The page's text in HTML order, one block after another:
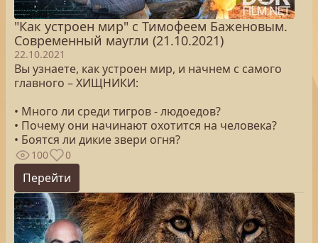
"Как устроен мир" с Тимофеем Баженовым.
Современный маугли (21.10.2021)
22.10.2021
Вы узнаете, как устроен мир, и начнем с самого
главного – ХИЩНИКИ:
• Много ли среди тигров - людоедов?
• Почему они начинают охотится на человека?
• Боятся ли дикие звери огня?
100 0
Перейти